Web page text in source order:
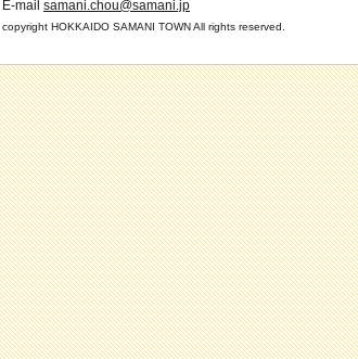
E-mail samani.chou@samani.jp
copyright HOKKAIDO SAMANI TOWN All rights reserved.